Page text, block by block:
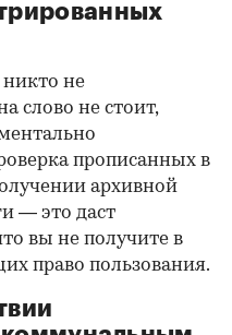
не
слово не стоит,
прописанных в
архивной
— это даст
вы не получите в
право пользования.